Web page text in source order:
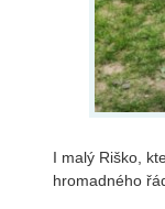
I malý Riško,
hromadného